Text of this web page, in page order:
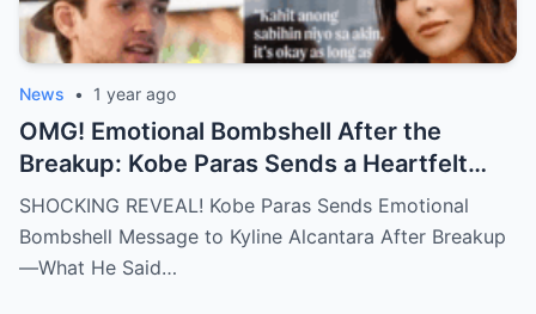
News • 1 year ago
OMG! Emotional Bombshell After the
Breakup: Kobe Paras Sends a Heartfelt
Message to Kyline Alcantara – His Words
Will Leave You Stunned and Speechless!
SHOCKING REVEAL! Kobe Paras Sends Emotional
Bombshell Message to Kyline Alcantara After Breakup
—What He Said…